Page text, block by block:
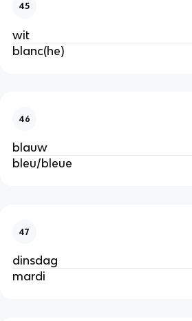
45
wit
blanc(he)
46
blauw
bleu/bleue
47
dinsdag
mardi